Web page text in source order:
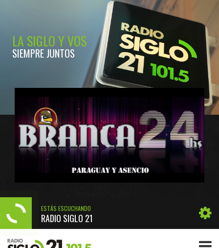
LA SIGLO Y VOS
SIEMPRE JUNTOS
ESTÁS ESCUCHANDO
RADIO SIGLO 21